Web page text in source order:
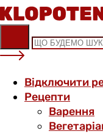
Skip
to
content
Відключити
Рецепти
Варення